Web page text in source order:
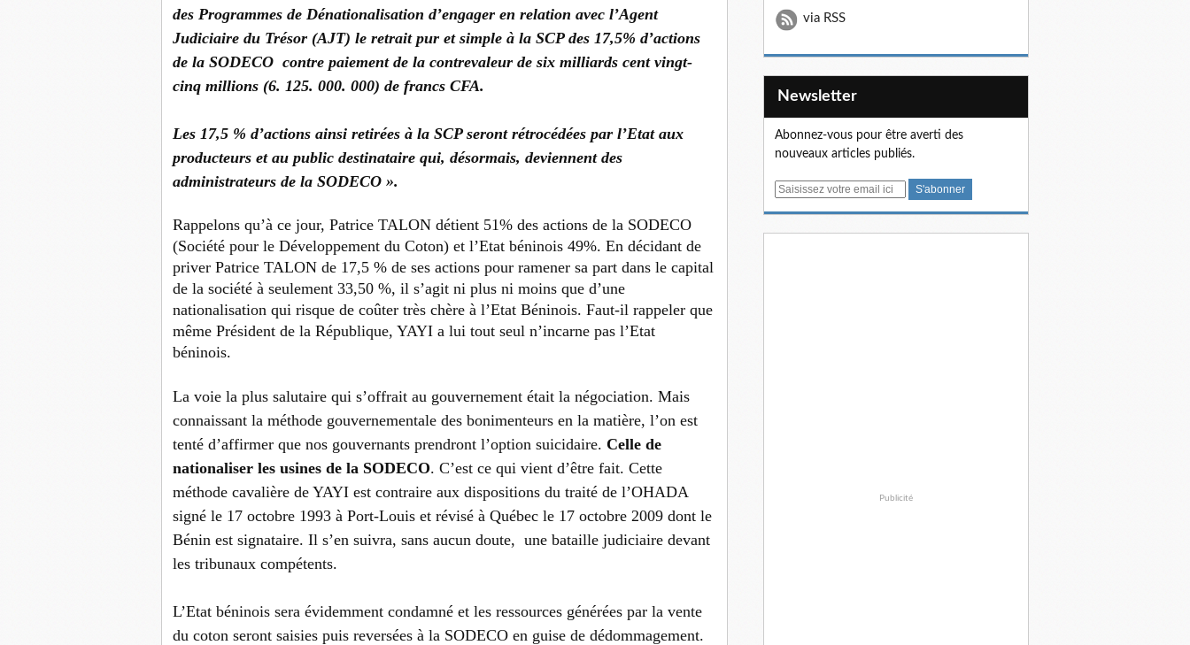
des Programmes de Dénationalisation d’engager en relation avec l’Agent
Judiciaire du Trésor (AJT) le retrait pur et simple à la SCP des 17,5% d’actions
de la SODECO contre paiement de la contrevaleur de six milliards cent vingt-
cinq millions (6. 125. 000. 000) de francs CFA.
Les 17,5 % d’actions ainsi retirées à la SCP seront rétrocédées par l’Etat aux
producteurs et au public destinataire qui, désormais, deviennent des
administrateurs de la SODECO ».
Rappelons qu’à ce jour, Patrice TALON détient 51% des actions de la SODECO
(Société pour le Développement du Coton) et l’Etat béninois 49%. En décidant de
priver Patrice TALON de 17,5 % de ses actions pour ramener sa part dans le capital
de la société à seulement 33,50 %, il s’agit ni plus ni moins que d’une
nationalisation qui risque de coûter très chère à l’Etat Béninois. Faut-il rappeler que
même Président de la République, YAYI a lui tout seul n’incarne pas l’Etat
béninois.
La voie la plus salutaire qui s’offrait au gouvernement était la négociation. Mais
connaissant la méthode gouvernementale des bonimenteurs en la matière, l’on est
tenté d’affirmer que nos gouvernants prendront l’option suicidaire. Celle de
nationaliser les usines de la SODECO. C’est ce qui vient d’être fait. Cette
méthode cavalière de YAYI est contraire aux dispositions du traité de l’OHADA
signé le 17 octobre 1993 à Port-Louis et révisé à Québec le 17 octobre 2009 dont le
Bénin est signataire. Il s’en suivra, sans aucun doute, une bataille judiciaire devant
les tribunaux compétents.
L’Etat béninois sera évidemment condamné et les ressources générées par la vente
du coton seront saisies puis reversées à la SODECO en guise de dédommagement.
via RSS
Newsletter
Abonnez-vous pour être averti des
nouveaux articles publiés.
E
Publicité